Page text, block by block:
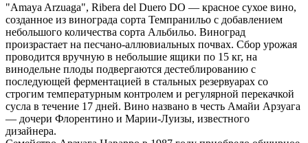
"Amaya Arzuaga", Ribera del Duero DO — красное сухое вино,
созданное из винограда сорта Темпранильо с добавлением
небольшого количества сорта Альбильо. Виноград
произрастает на песчано-аллювиальных почвах. Сбор урожая
проводится вручную в небольшие ящики по 15 кг, на
винодельне плоды подвергаются дестеблированию с
последующей ферментацией в стальных резервуарах со
строгим температурным контролем и регулярной перекачкой
сусла в течение 17 дней. Вино названо в честь Амайи Арзуага
— дочери Флорентино и Марии-Луизы, известного
дизайнера.